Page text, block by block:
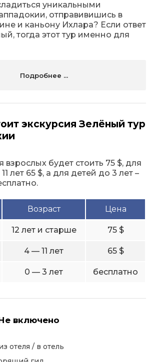
уникальными
отправивишись в
и каньону Ихлара? Если ответ
тогда этот тур именно для
Подробнее ...
экскурсия Зелёный тур
взрослых будет стоить 75 $, для
лет 65 $, а для детей до 3 лет –
Возраст Цена
12 лет и старше 75 $
4 — 11 лет 65 $
0 — 3 лет бесплатно
включено
отеля / в отель